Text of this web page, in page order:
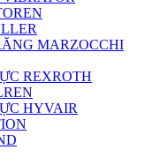
MARZOCCHI
REXROTH
HYVAIR